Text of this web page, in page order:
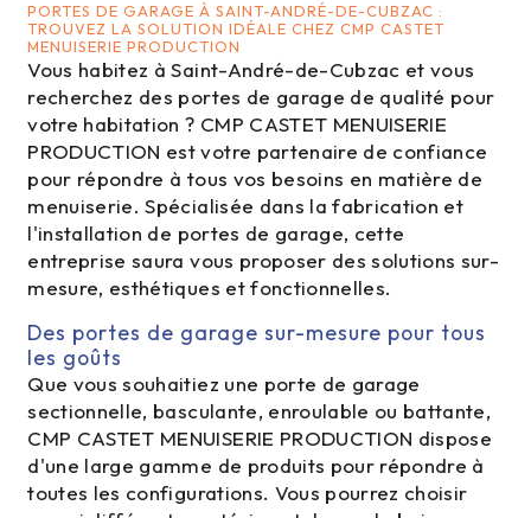
PORTES DE GARAGE À SAINT-ANDRÉ-DE-CUBZAC :
TROUVEZ LA SOLUTION IDÉALE CHEZ CMP CASTET
MENUISERIE PRODUCTION
Vous habitez à Saint-André-de-Cubzac et vous
recherchez des portes de garage de qualité pour
votre habitation ? CMP CASTET MENUISERIE
PRODUCTION est votre partenaire de confiance
pour répondre à tous vos besoins en matière de
menuiserie. Spécialisée dans la fabrication et
l'installation de portes de garage, cette
entreprise saura vous proposer des solutions sur-
mesure, esthétiques et fonctionnelles.
Des portes de garage sur-mesure pour tous
les goûts
Que vous souhaitiez une porte de garage
sectionnelle, basculante, enroulable ou battante,
CMP CASTET MENUISERIE PRODUCTION dispose
d'une large gamme de produits pour répondre à
toutes les configurations. Vous pourrez choisir